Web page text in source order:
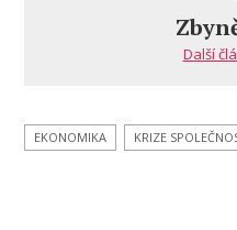
Další
EKONOMIKA KRIZE